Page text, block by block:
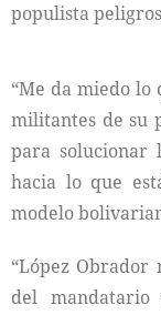
populista
“Me da miedo
militantes de su
para solucionar
hacia lo que
modelo
“López Obrador
del